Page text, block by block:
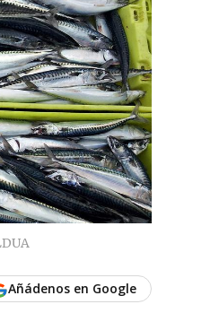
Añádenos en Google